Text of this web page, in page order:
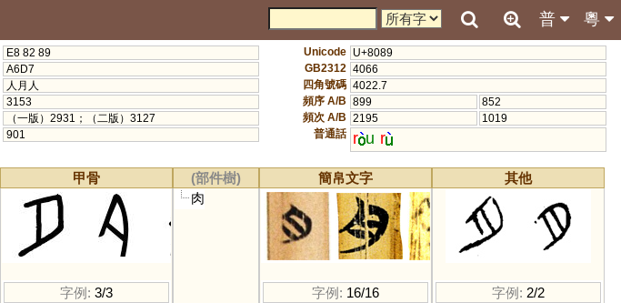
粵
普
E8 82 89
A6D7
人月人
3153
（一版）2931；（二版）3127
901
Unicode U+8089
GB2312 4066
四角號碼 4022.7
頻序 A/B 899
852
頻次 A/B 2195
1019
普通話 r u r
甲骨
字例: 3/3
(部件樹)
肉
簡帛文字
字例: 16/16
其他
字例: 2/2